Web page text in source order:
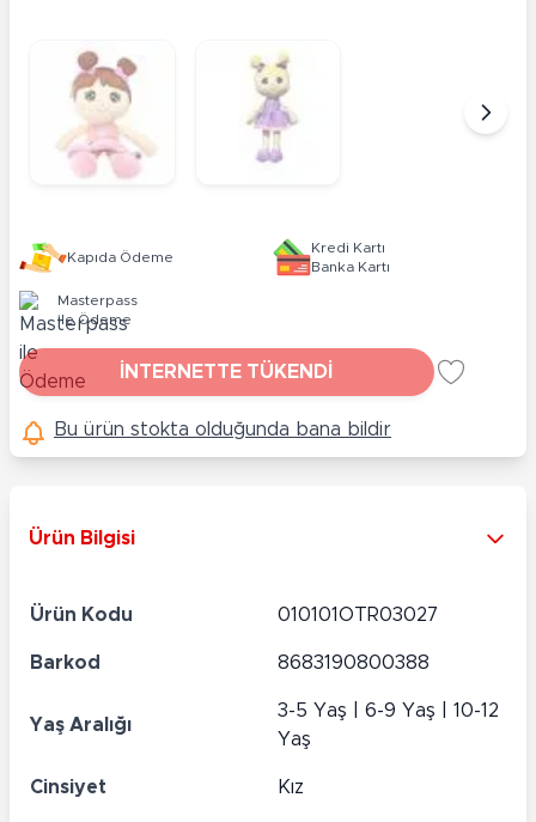
Kapıda Ödeme
Kredi Kartı
Banka Kartı
Masterpass
ile Ödeme
İNTERNETTE TÜKENDİ
Bu ürün stokta olduğunda bana bildir
Ürün Bilgisi
Ürün Kodu 010101OTR03027
Barkod 8683190800388
Yaş Aralığı
3-5 Yaş | 6-9 Yaş | 10-12
Yaş
Cinsiyet Kız